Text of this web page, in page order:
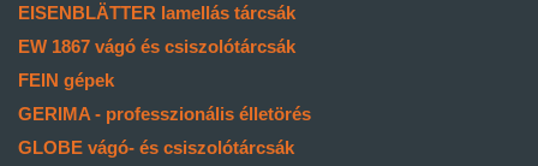
EISENBLÄTTER lamellás tárcsák
EW 1867 vágó és csiszolótárcsák
FEIN gépek
GERIMA - professzionális élletörés
GLOBE vágó- és csiszolótárcsák